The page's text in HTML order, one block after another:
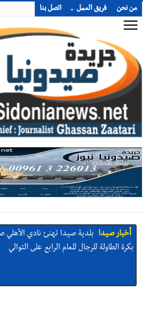
من نحن فريق العمل اتصل بنا
أخبار صيدا بلدية صيدا تهنئ نادي الأهلي
بكرة الطاولة للرجال للعام الرابع على التوالي